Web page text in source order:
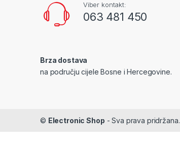
Viber kontakt:
063 481 450
Brza dostava
na području cijele Bosne i Hercegovine.
© Electronic Shop - Sva prava pridržana.